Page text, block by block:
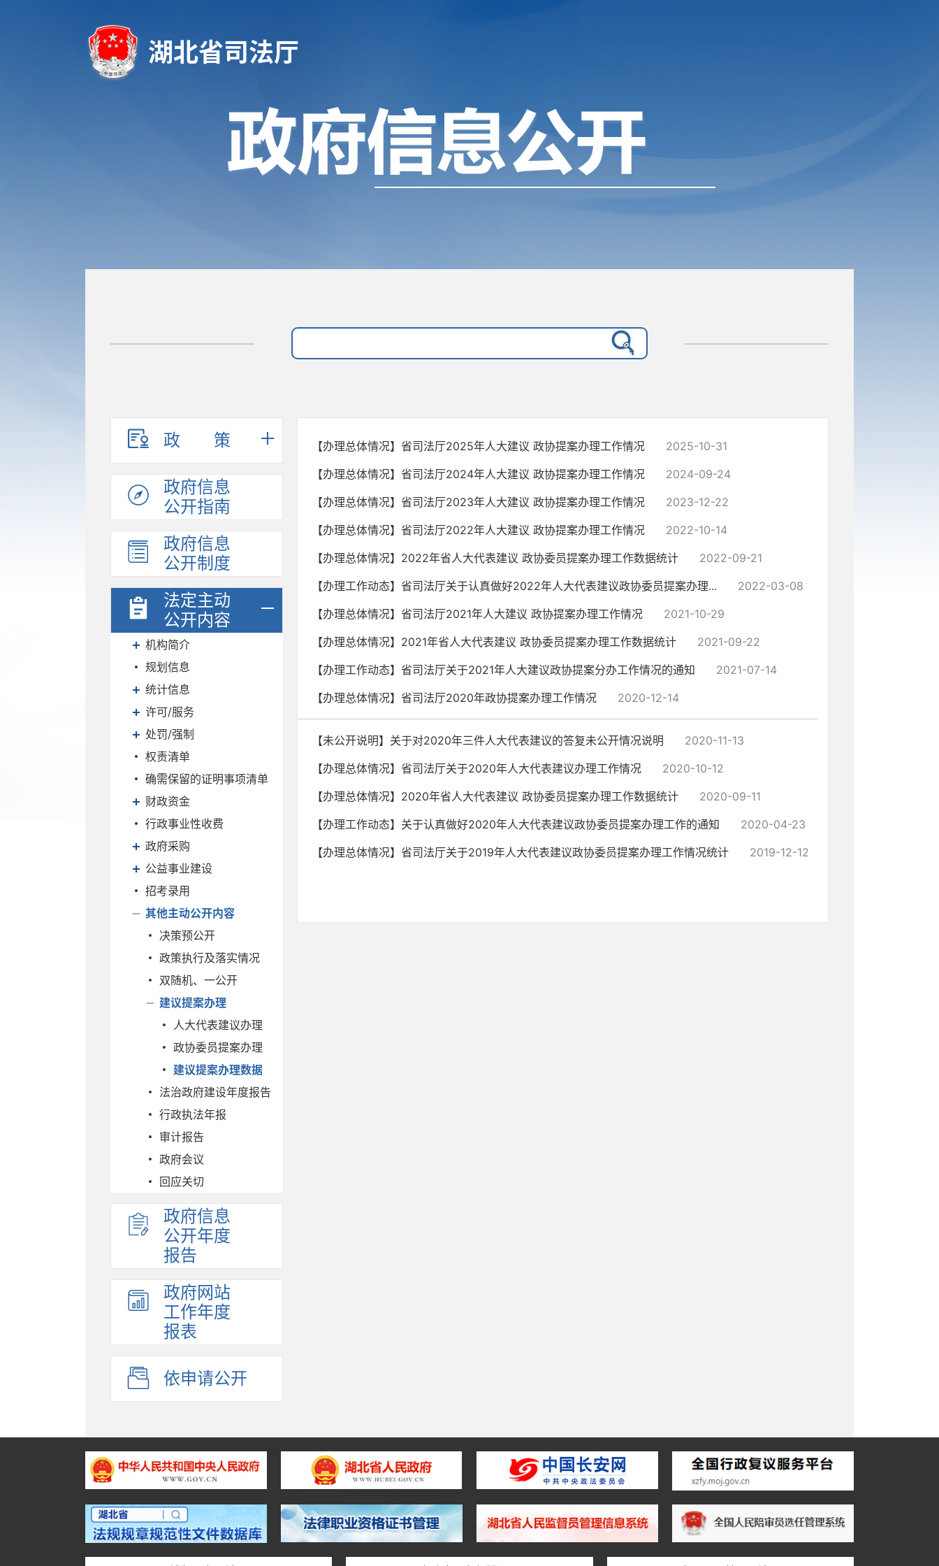
湖北省司法厅
政策
政府信息
公开指南
政府信息
公开制度
法定主动
公开内容
机构简介
规划信息
统计信息
许可/服务
处罚/强制
权责清单
确需保留的证明事项清单
财政资金
行政事业性收费
政府采购
公益事业建设
招考录用
其他主动公开内容
决策预公开
政策执行及落实情况
双随机、一公开
建议提案办理
人大代表建议办理
政协委员提案办理
建议提案办理数据
法治政府建设年度报告
行政执法年报
审计报告
政府会议
回应关切
政府信息
公开年度
报告
政府网站
工作年度
报表
依申请公开
【办理总体情况】省司法厅2025年人大建议 政协提案办理工作情况
2025-10-31
【办理总体情况】省司法厅2024年人大建议 政协提案办理工作情况
2024-09-24
【办理总体情况】省司法厅2023年人大建议 政协提案办理工作情况
2023-12-22
【办理总体情况】省司法厅2022年人大建议 政协提案办理工作情况
2022-10-14
【办理总体情况】2022年省人大代表建议 政协委员提案办理工作数据统计
2022-09-21
【办理工作动态】省司法厅关于认真做好2022年人大代表建议政协委员提案办理...
2022-03-08
【办理总体情况】省司法厅2021年人大建议 政协提案办理工作情况
2021-10-29
【办理总体情况】2021年省人大代表建议 政协委员提案办理工作数据统计
2021-09-22
【办理工作动态】省司法厅关于2021年人大建议政协提案分办工作情况的通知
2021-07-14
【办理总体情况】省司法厅2020年政协提案办理工作情况
2020-12-14
【未公开说明】关于对2020年三件人大代表建议的答复未公开情况说明
2020-11-13
【办理总体情况】省司法厅关于2020年人大代表建议办理工作情况
2020-10-12
【办理总体情况】2020年省人大代表建议 政协委员提案办理工作数据统计
2020-09-11
【办理工作动态】关于认真做好2020年人大代表建议政协委员提案办理工作的通知
2020-04-23
【办理总体情况】省司法厅关于2019年人大代表建议政协委员提案办理工作情况统计
2019-12-12